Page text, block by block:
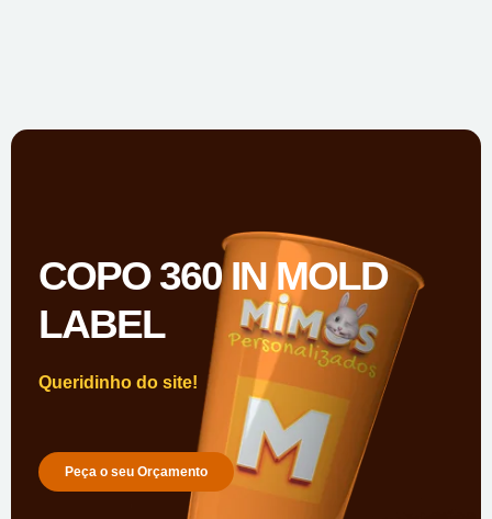
COPO 360 IN MOLD
LABEL
Queridinho do site!
Peça o seu Orçamento